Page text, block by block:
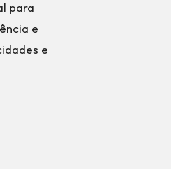
para
e
e